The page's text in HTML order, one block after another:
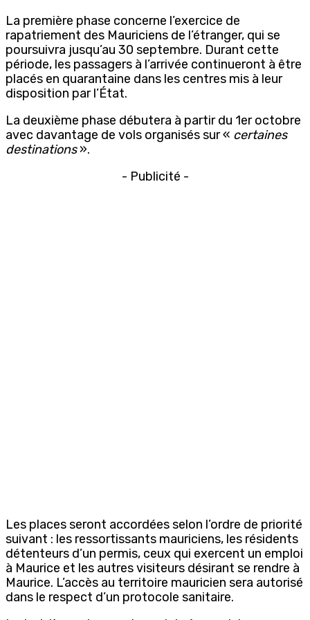
La première phase concerne l’exercice de
rapatriement des Mauriciens de l’étranger, qui se
poursuivra jusqu’au 30 septembre. Durant cette
période, les passagers à l’arrivée continueront à être
placés en quarantaine dans les centres mis à leur
disposition par l’État.
La deuxième phase débutera à partir du 1er octobre
avec davantage de vols organisés sur « certaines
destinations».
- Publicité -
Les places seront accordées selon l’ordre de priorité
suivant : les ressortissants mauriciens, les résidents
détenteurs d’un permis, ceux qui exercent un emploi
à Maurice et les autres visiteurs désirant se rendre à
Maurice. L’accès au territoire mauricien sera autorisé
dans le respect d’un protocole sanitaire.